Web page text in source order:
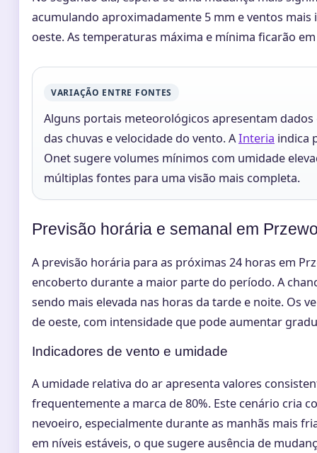
acumulando aproximadamente 5 mm e ventos
oeste. As temperaturas máxima e mínima ficarão
VARIAÇÃO ENTRE FONTES
Alguns portais meteorológicos apresentam
das chuvas e velocidade do vento. AInteria indica
Onet sugere volumes mínimos com umidade
múltiplas fontes para uma visão mais completa.
Previsão horária e semanal em
A previsão horária para as próximas 24 horas em
encoberto durante a maior parte do período. A
sendo mais elevada nas horas da tarde e noite. Os
de oeste, com intensidade que pode aumentar
Indicadores de vento e umidade
A umidade relativa do ar apresenta valores
frequentemente a marca de 80%. Este cenário cria
nevoeiro, especialmente durante as manhãs mais
em níveis estáveis, o que sugere ausência de